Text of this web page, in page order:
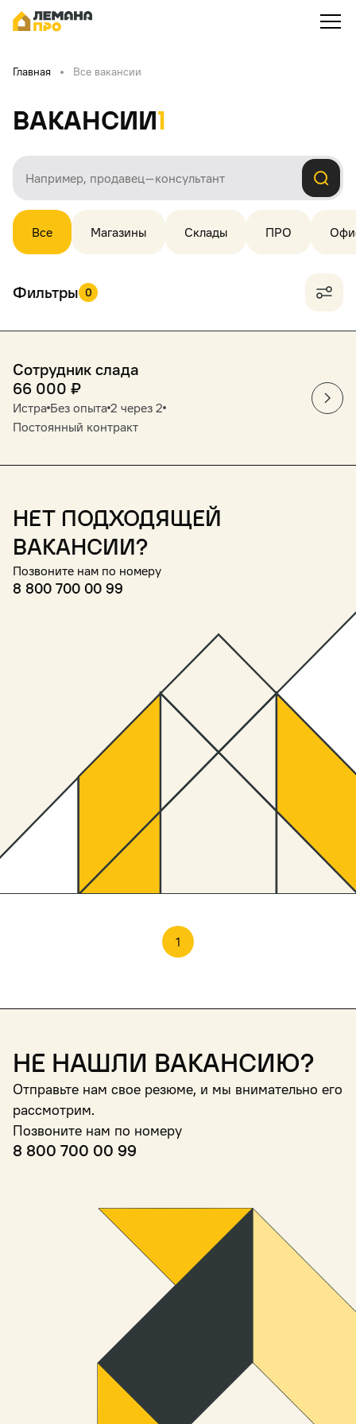
Главная Все вакансии
Вакансии1
Все Магазины Склады ПРО
Фильтры 0
Сотрудник слада
66 000 ₽
Истра Без опыта 2 через 2
Постоянный контракт
Нет подходящей
вакансии?
Позвоните нам по номеру
8 800 700 00 99
1
Не нашли вакансию?
Отправьте нам свое резюме, и мы внимательно его
рассмотрим.
Позвоните нам по номеру
8 800 700 00 99